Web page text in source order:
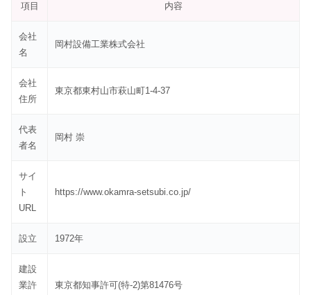
項目 内容
会社
名
岡村設備工業株式会社
会社
住所
東京都東村山市萩山町1-4-37
代表
者名
岡村 崇
サイ
ト
URL
https://www.okamra-setsubi.co.jp/
設立 1972年
建設
業許
東京都知事許可(特-2)第81476号